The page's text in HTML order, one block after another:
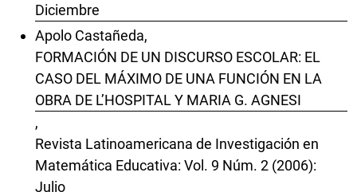
Diciembre
Apolo Castañeda,
FORMACIÓN DE UN DISCURSO ESCOLAR: EL
CASO DEL MÁXIMO DE UNA FUNCIÓN EN LA
OBRA DE L’HOSPITAL Y MARIA G. AGNESI
,
Revista Latinoamericana de Investigación en
Matemática Educativa: Vol. 9 Núm. 2 (2006):
Julio